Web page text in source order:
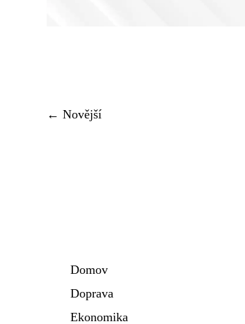
← Novější
Domov
Doprava
Ekonomika